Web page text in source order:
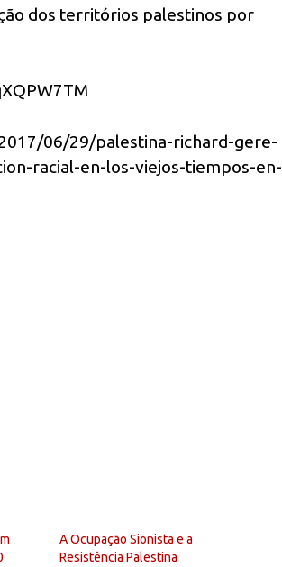
dos territórios palestinos por
06/29/palestina-richard-gere-
racial-en-los-viejos-tiempos-en-
A Ocupação Sionista e a
Resistência Palestina